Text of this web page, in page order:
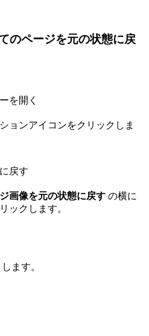
のページを元の状態に戻
を開く
ョンアイコンをクリックしま
戻す
画像を元の状態に戻す の横に
ックします。
ます。